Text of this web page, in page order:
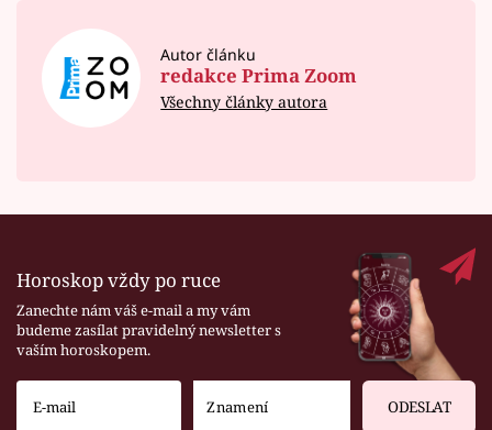
Autor článku
redakce Prima Zoom
Všechny články autora
Horoskop vždy po ruce
Zanechte nám váš e-mail a my vám
budeme zasílat pravidelný newsletter s
vaším horoskopem.
ODESLAT